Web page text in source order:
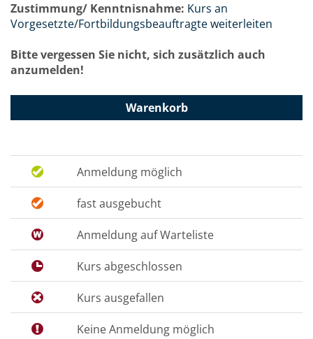
Zustimmung/ Kenntnisnahme: Kurs an
Vorgesetzte/Fortbildungsbeauftragte weiterleiten
Bitte vergessen Sie nicht, sich zusätzlich auch
anzumelden!
Warenkorb
Anmeldung möglich
fast ausgebucht
Anmeldung auf Warteliste
Kurs abgeschlossen
Kurs ausgefallen
Keine Anmeldung möglich